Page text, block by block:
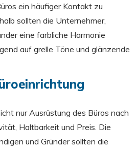
ein häufiger Kontakt zu
sollten die Unternehmer,
eine farbliche Harmonie
auf grelle Töne und glänzende
nur Ausrüstung des Büros nach
Haltbarkeit und Preis. Die
und Gründer sollten die